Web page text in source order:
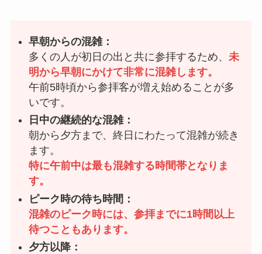
早朝からの混雑：
多くの人が初日の出と共に参拝するため、 未
明から早朝にかけて非常に混雑します。
午前5時頃から参拝客が増え始めることが多
いです。
日中の継続的な混雑：
朝から夕方まで、終日にわたって混雑が続き
ます。
特に午前中は最も混雑する時間帯となりま
す。
ピーク時の待ち時間：
混雑のピーク時には、参拝までに1時間以上
待つこともあります。
夕方以降：